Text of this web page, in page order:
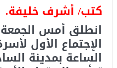
كتب/ أشرف خليفة.
الإجتماع الأول
الساعة بمدينة